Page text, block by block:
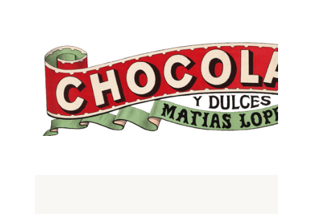
PORTES Y PLAZOS DE
ENTREGA
PUNTOS DE VENTAS